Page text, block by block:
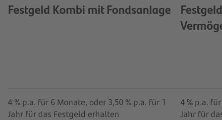
Festgeld Kombi mit Fondsanlage
4 % p.a. für 6 Monate, oder 3,50 % p.a. für 1
Jahr für das Festgeld erhalten
4 % p.a.
Jahr für